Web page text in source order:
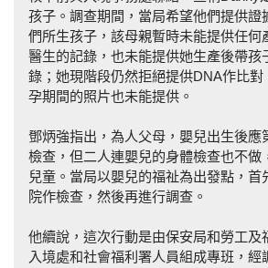
孩子。調查期間，當局希望他們提供證
們所生孩子，該母親暫時未能提供任何
醫生的記錄，也未能提供她生產後帶孩
錄；她現階段仍然拒絕提供DNA作比
孕期間的照片也未能提供。
鄧炳強指出，為人父母，嬰兒出生後應
檢查，但二人連嬰兒的身體檢查也不做
兒童。當局以嬰兒的福祉為出發點，首
院作檢查，然後再進行調查。
他續說，這次行動是由保安局和勞工及
入境處和社會福利署人員組成專班，經